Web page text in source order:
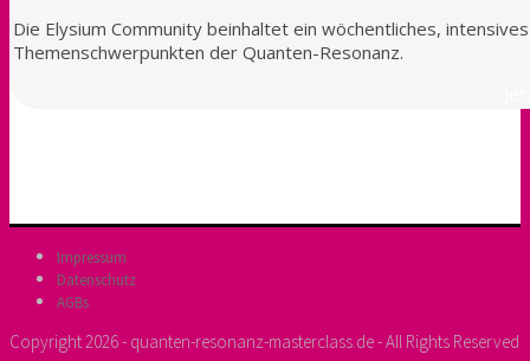
Die Elysium Community beinhaltet ein wöchentliches,
Themenschwerpunkten der Quanten-Resonanz.
Impressum
Datenschutz
AGBs
Copyright 2026 - quanten-resonanz-masterclass.de - All Rights Reserved